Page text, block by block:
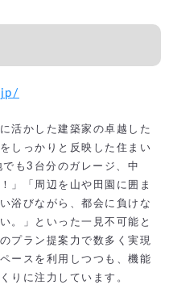
活かした建築家の卓越した
しっかりと反映した住まい
も3台分のガレージ、中
」「周辺を山や田園に囲ま
浴びながら、都会に負けな
。」といった一見不可能と
プラン提案力で数多く実現
ースを利用しつつも、機能
りに注力しています。